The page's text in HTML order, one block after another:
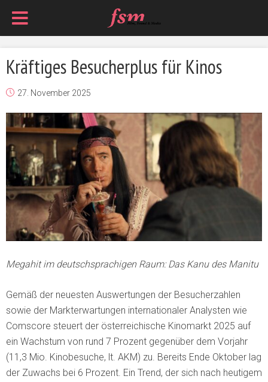
Kräftiges Besucherplus für Kinos
27. November 2025
Megahit im deutschsprachigen Raum: Das Kanu des Manitu
Gemäß der neuesten Auswertungen der Besucherzahlen
sowie der Markterwartungen internationaler Analysten wie
Comscore steuert der österreichische Kinomarkt 2025 auf
ein Wachstum von rund 7 Prozent gegenüber dem Vorjahr
(11,3 Mio. Kinobesuche, lt. AKM) zu. Bereits Ende Oktober lag
der Zuwachs bei 6 Prozent. Ein Trend, der sich nach heutigem